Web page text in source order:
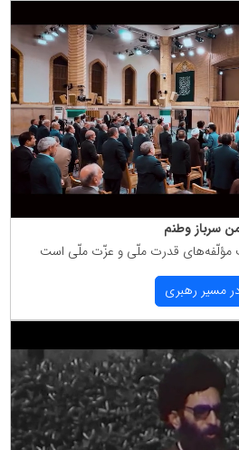
سرباز وطنم
مؤلّفه‌های قدرت ملّی و عزّت ملّی است
در مسیر رهبری